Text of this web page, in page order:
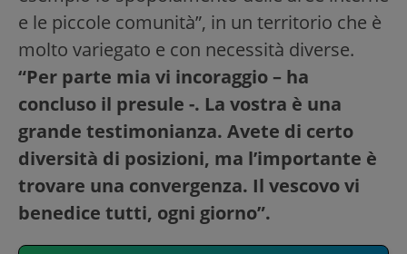
e le piccole comunità”, in un territorio che è
molto variegato e con necessità diverse.
“Per parte mia vi incoraggio – ha
concluso il presule -. La vostra è una
grande testimonianza. Avete di certo
diversità di posizioni, ma l’importante è
trovare una convergenza. Il vescovo vi
benedice tutti, ogni giorno”.